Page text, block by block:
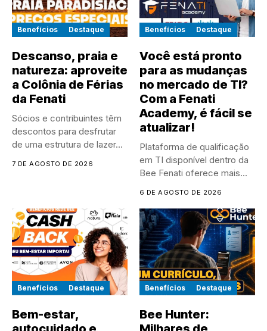
Benefícios Destaque
Descanso, praia e
natureza: aproveite
a Colônia de Férias
da Fenati
Sócios e contribuintes têm
descontos para desfrutar
de uma estrutura de lazer...
7 DE AGOSTO DE 2026
Benefícios Destaque
Você está pronto
para as mudanças
no mercado de TI?
Com a Fenati
Academy, é fácil se
atualizar!
Plataforma de qualificação
em TI disponível dentro da
Bee Fenati oferece mais...
6 DE AGOSTO DE 2026
Benefícios Destaque
Bem-estar,
Benefícios Destaque
Bee Hunter: